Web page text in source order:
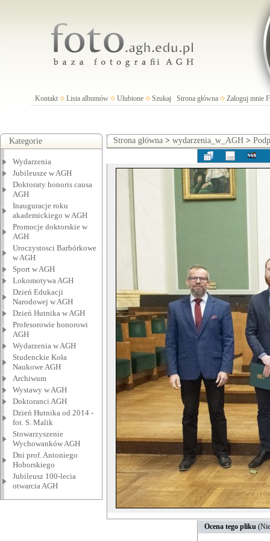
Kontakt Lista albumów Ulubione Szukaj Strona główna Zaloguj mnie
Kategorie
Wydarzenia
Jubileusze w AGH
Doktoraty honoris causa
AGH
Inauguracje roku
akademickiego w AGH
Promocje doktorskie w
AGH
Uroczystosci Barbórkowe
w AGH
Sport w AGH
Lokomotywa AGH
Dzień Edukacji
Narodowej w AGH
Dzień Hutnika w AGH
Profesorowie honorowi
AGH
Wydarzenia w AGH
Studenckie Koła
Naukowe AGH
Archiwum
Wystawy w AGH
Doktoranci AGH
Dzień Hutnika od 2014 -
fot. S. Malik
Stowarzyszenie
Wychowanków AGH
Dni prof. Antoniego
Hoborskiego
Jubileusz 100-lecia
otwarcia AGH
Strona główna > wydarzenia_w_AGH >
Ocena tego pliku